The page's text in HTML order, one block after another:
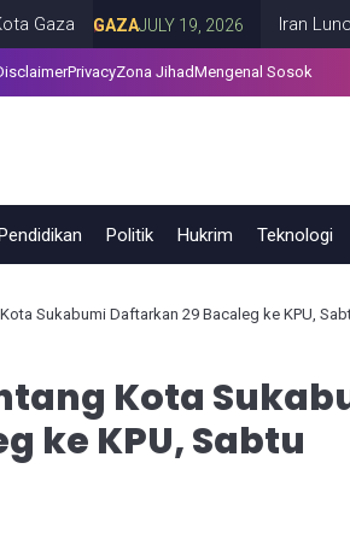
GAZA JULY 19, 2026 Iran Luncurkan
PrivacyZona JihadMengenal Sosok
Politik Hukrim Teknologi
Sukabumi Daftarkan 29 Bacaleg ke KPU,
Kota
ke KPU, Sabtu